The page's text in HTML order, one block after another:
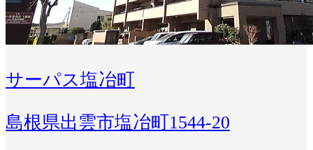
サーパス塩冶町
島根県出雲市塩冶町1544-20